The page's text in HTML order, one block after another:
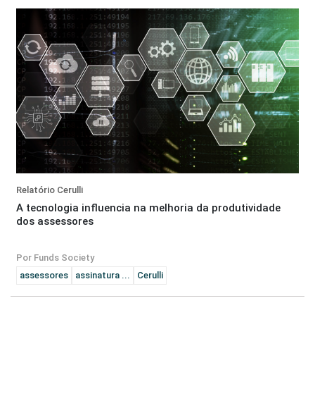
Relatório Cerulli
A tecnologia influencia na melhoria da produtividade
dos assessores
Por Funds Society
assessores
assinatura ... Cerulli